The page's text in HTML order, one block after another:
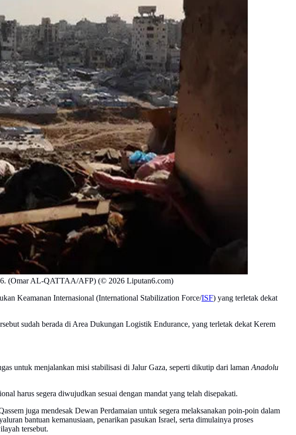
(Omar AL-QATTAA/AFP) (© 2026 Liputan6.com)
Keamanan Internasional (International Stabilization Force/ISF) yang terletak dekat
sudah berada di Area Dukungan Logistik Endurance, yang terletak dekat Kerem
untuk menjalankan misi stabilisasi di Jalur Gaza, seperti dikutip dari laman Anadolu
harus segera diwujudkan sesuai dengan mandat yang telah disepakati.
juga mendesak Dewan Perdamaian untuk segera melaksanakan poin-poin dalam
bantuan kemanusiaan, penarikan pasukan Israel, serta dimulainya proses
tersebut.